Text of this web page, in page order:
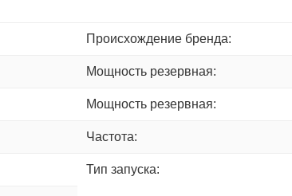
Происхождение бренда:
Мощность резервная:
Мощность резервная:
Частота:
Тип запуска: